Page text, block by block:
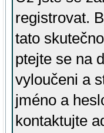
registrovat.
tato
ptejte se na
vyloučeni a
jméno a
kontaktujte